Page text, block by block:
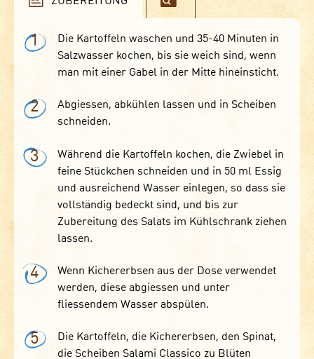
1
Die Kartoffeln waschen und 35-40 Minuten in
Salzwasser kochen, bis sie weich sind, wenn
man mit einer Gabel in der Mitte hineinsticht.
2
Abgiessen, abkühlen lassen und in Scheiben
schneiden.
3
Während die Kartoffeln kochen, die Zwiebel in
feine Stückchen schneiden und in 50 ml Essig
und ausreichend Wasser einlegen, so dass sie
vollständig bedeckt sind, und bis zur
Zubereitung des Salats im Kühlschrank ziehen
lassen.
4
Wenn Kichererbsen aus der Dose verwendet
werden, diese abgiessen und unter
fliessendem Wasser abspülen.
5
Die Kartoffeln, die Kichererbsen, den Spinat,
die Scheiben Salami Classico zu Blüten